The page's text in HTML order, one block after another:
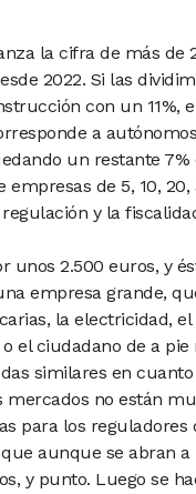
la cifra de más de
2022. Si las
con un 11%,
a
un restante 7%
empresas de 5, 10, 20,
regulación y la
unos 2.500 euros, y
empresa grande,
la electricidad, el
o el ciudadano de a pie
similares en
mercados no están
para los reguladores
aunque se abran
y punto. Luego se